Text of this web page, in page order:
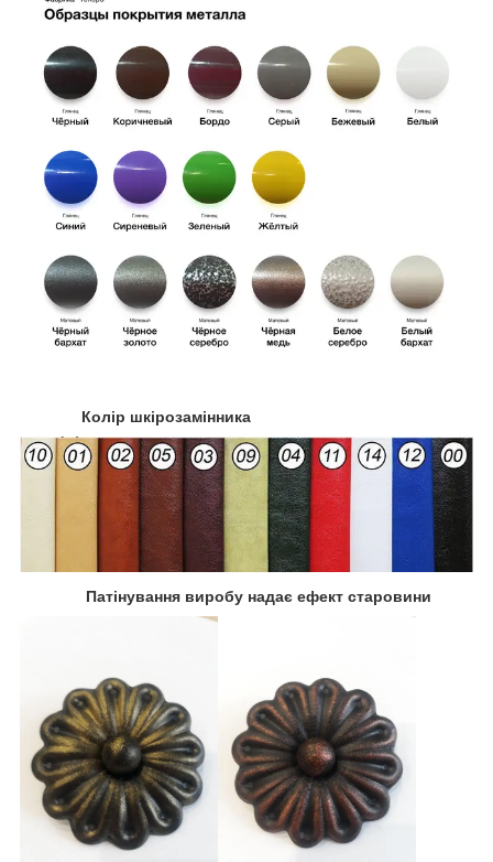
Колір шкірозамінника
Патінування виробу надає ефект старовини